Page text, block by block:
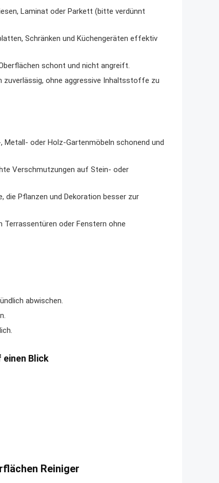
Laminat oder Parkett (bitte verdünnt
Schränken und Küchengeräten effektiv
schont und nicht angreift.
zuverlässig, ohne aggressive Inhaltsstoffe zu
oder Holz-Gartenmöbeln schonend und
Verschmutzungen auf Stein- oder
die Pflanzen und Dekoration besser zur
oder Fenstern ohne
abwischen.
Blick
Reiniger